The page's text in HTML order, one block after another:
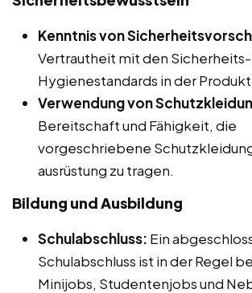
Kenntnis von
Vertrautheit mit den Sicherheits-
Hygienestandards in der
Verwendung von
Bereitschaft und Fähigkeit, die
vorgeschriebene
ausrüstung zu tragen.
Bildung und Ausbildung
Schulabschluss: Ein
Schulabschluss ist in der Regel
Minijobs, Studentenjobs und